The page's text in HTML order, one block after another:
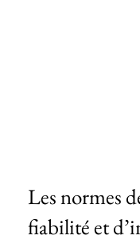
Les normes
fiabilité et